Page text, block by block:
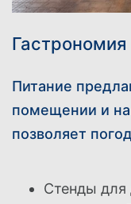
Гастрономия
Питание
помещении и
позволяет
Стенды для